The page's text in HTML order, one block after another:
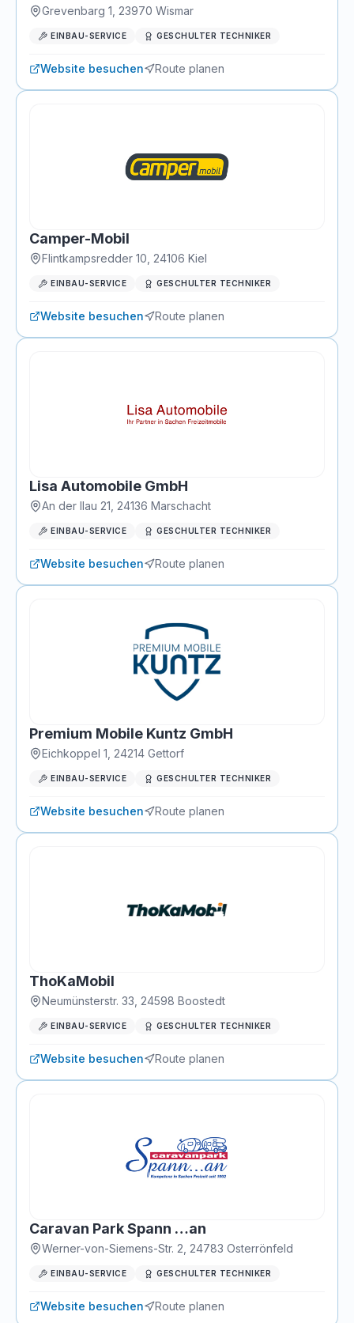
Grevenbarg 1 23970 Wismar
EINBAU-SERVICE GESCHULTER TECHNIKER
Website besuchen Route planen
Camper-Mobil
Flintkampsredder 10 24106 Kiel
EINBAU-SERVICE GESCHULTER TECHNIKER
Website besuchen Route planen
Lisa Automobile GmbH
An der Ilau 21 24136 Marschacht
EINBAU-SERVICE GESCHULTER TECHNIKER
Website besuchen Route planen
Premium Mobile Kuntz GmbH
Eichkoppel 1 24214 Gettorf
EINBAU-SERVICE GESCHULTER TECHNIKER
Website besuchen Route planen
ThoKaMobil
Neumünsterstr. 33 24598 Boostedt
EINBAU-SERVICE GESCHULTER TECHNIKER
Website besuchen Route planen
Caravan Park Spann …an
Werner-von-Siemens-Str. 2 24783 Osterrönfeld
EINBAU-SERVICE GESCHULTER TECHNIKER
Website besuchen Route planen